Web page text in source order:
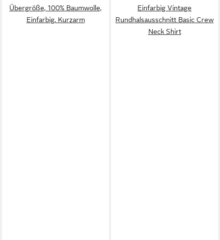
Übergröße, 100% Baumwolle,
Einfarbig, Kurzarm
Einfarbig Vintage
Rundhalsausschnitt Basic Crew
Neck Shirt